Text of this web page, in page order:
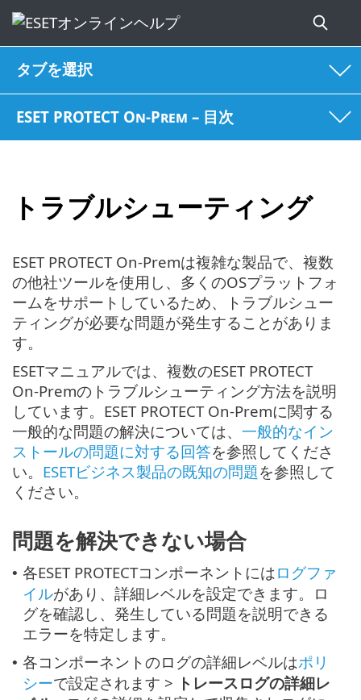
タブを選択
ESET PROTECT On-Prem – 目次
トラブルシューティング
ESET PROTECT On-Premは複雑な製品で、複数
の他社ツールを使用し、多くのOSプラットフォ
ームをサポートしているため、トラブルシュー
ティングが必要な問題が発生することがありま
す。
ESETマニュアルでは、複数のESET PROTECT
On-Premのトラブルシューティング方法を説明
しています。ESET PROTECT On-Premに関する
一般的な問題の解決については、 一般的なイン
ストールの問題に対する回答を参照してくださ
い。 ESETビジネス製品の既知の問題を参照して
ください。
問題を解決できない場合
• 各ESET PROTECTコンポーネントにはログファ
イルがあり、詳細レベルを設定できます。ロ
グを確認し、発生している問題を説明できる
エラーを特定します。
• 各コンポーネントのログの詳細レベルはポリ
シーで設定されます > トレースログの詳細レ